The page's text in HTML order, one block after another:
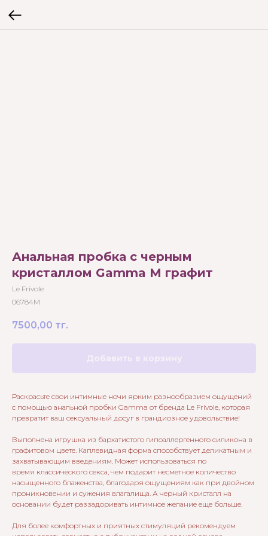
Анальная пробка с черным
кристаллом Gamma M графит
Le Frivole
06784M
7500,00 тг.
Раскрасьте свои интимные ночи ярким разнообразием ощущений
с помощью анальной пробки Gamma от бренда Le Frivole, которая
превратит ваш сексуальный досуг в грандиозное удовольствие!
Выполнена игрушка из бархатистого гипоаллергенного силикона в
графитовом цвете. Каплевидная форма способствует деликатным и
захватывающим введениям. Может использоваться по
время классического секса, чем подарит несметное количество
насыщенного блаженства, благодаря ощущениям как при двойном
проникновении и сужения влагалища. А черный кристалл на
основании будет раззадоривать интимное желание еще больше.
Для более комфортных и приятных стимуляций рекомендуем